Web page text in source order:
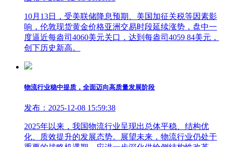
10月13日，受美联储降息预期、美国加征关税等因素影
响，伦敦现货黄金价格亚洲交易时段延续涨势，盘中一
度逼近每盎司4060美元关口，达到每盎司4059 84美元，
创下历史新高。
物流行业稳中提质，全面迈向高质量发展阶段
发布：2025-12-08 15:59:38
2025年以来，我国物流行业呈现出总体平稳、结构优
化、质效提升的发展态势。展望未来，物流行业仍处于